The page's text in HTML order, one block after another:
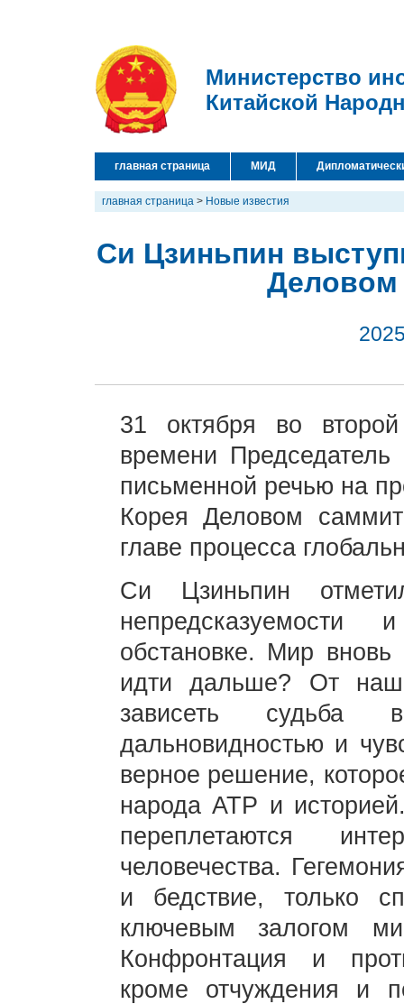
Министерство
Китайской
главная страница МИД
главная страница > Новые известия
Си Цзиньпин
31 октября во
времени
письменной речью на
Корея Деловом
главе процесса
Си Цзиньпин
обстановке. Мир
идти дальше? От
зависеть
дальновидностью и
верное решение,
народа АТР и
переплетаются
человечества.
и бедствие, только
ключевым залогом
Конфронтация и
кроме отчуждения и